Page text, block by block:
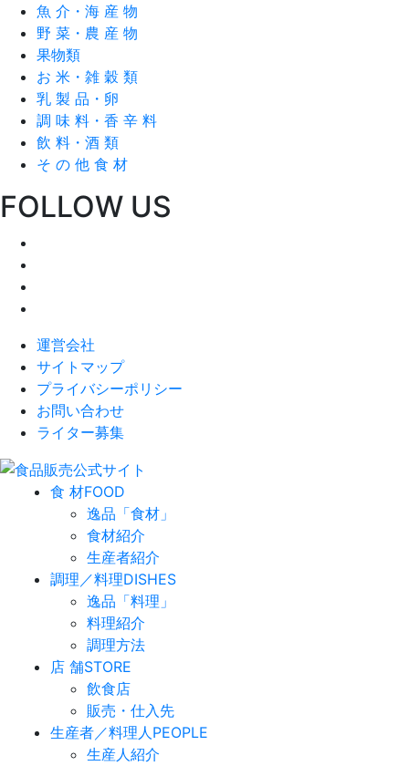
魚 介・海 産 物
野 菜・農 産 物
果物類
お 米・雑 穀 類
乳 製 品・卵
調 味 料・香 辛 料
飲 料・酒 類
そ の 他 食 材
FOLLOW US
運営会社
サイトマップ
プライバシーポリシー
お問い合わせ
ライター募集
食 材FOOD
逸品「食材」
食材紹介
生産者紹介
調理／料理DISHES
逸品「料理」
料理紹介
調理方法
店 舗STORE
飲食店
販売・仕入先
生産者／料理人PEOPLE
生産人紹介